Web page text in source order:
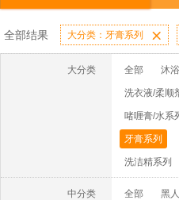
全部结果 大分类：牙膏系列 
大分类 全部 沐
洗衣液/柔顺
啫喱膏/水系
牙膏系列
洗洁精系列
中分类 全部 黑人